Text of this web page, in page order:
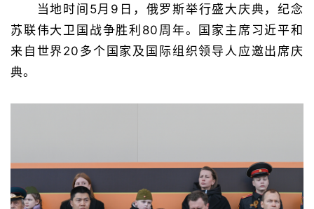
当地时间5月9日，俄罗斯举行盛大庆典，纪念
苏联伟大卫国战争胜利80周年。国家主席习近平和
来自世界20多个国家及国际组织领导人应邀出席庆
典。